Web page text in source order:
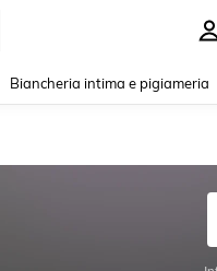
Biancheria intima e pigiameria